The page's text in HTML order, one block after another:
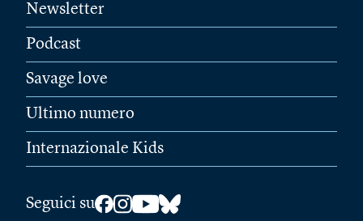
Newsletter
Podcast
Savage love
Ultimo numero
Internazionale Kids
Seguici su